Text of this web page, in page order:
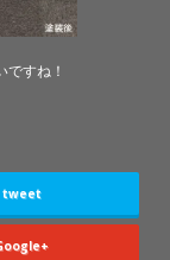
すね！
tweet